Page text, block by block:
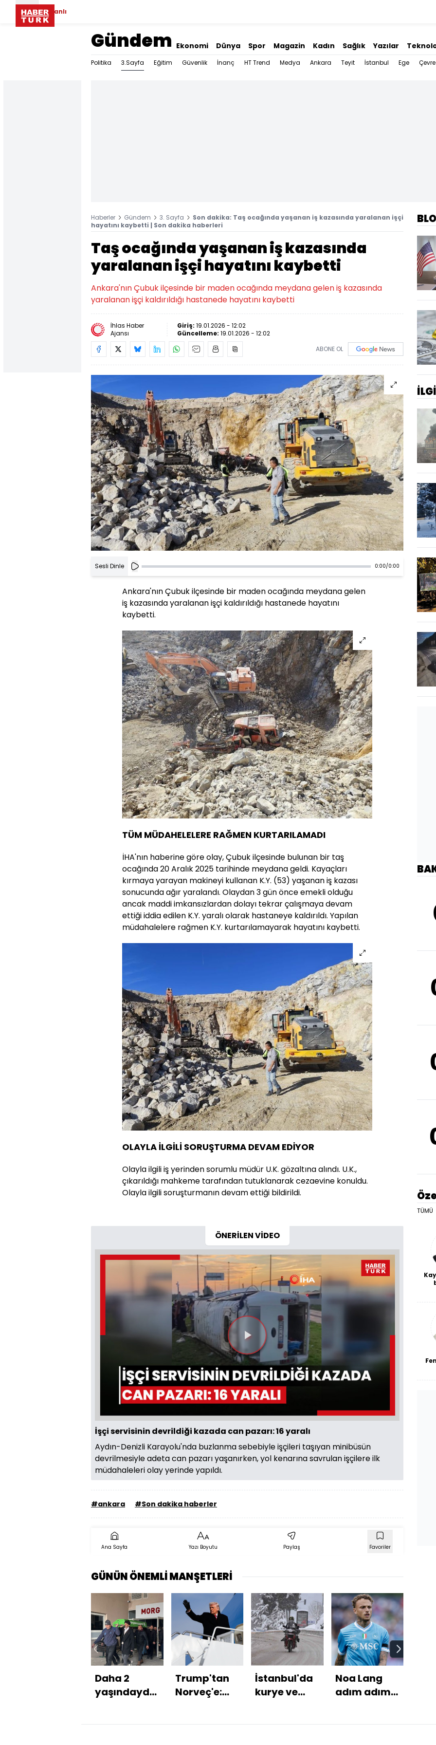
Canlı
Gündem Ekonomi Dünya Spor Magazin Kadın Sağlık Yazılar
Politika 3.Sayfa Eğitim Güvenlik İnanç HT Trend Medya Ankara Teyit İstanbul Ege Çevre
Haberler Gündem 3. Sayfa
Son dakika: Taş ocağında yaşanan iş kazasında yaralanan işçi
hayatını kaybetti | Son dakika haberleri
Taş ocağında yaşanan iş kazasında
yaralanan işçi hayatını kaybetti
Ankara'nın Çubuk ilçesinde bir maden ocağında meydana gelen iş kazasında
yaralanan işçi kaldırıldığı hastanede hayatını kaybetti
İhlas Haber
Ajansı
Giriş: 19.01.2026 - 12:02
Güncelleme: 19.01.2026 - 12:02
ABONE OL
Sesli Dinle 0:00/0:00
Ankara'nın Çubuk ilçesinde bir maden ocağında meydana gelen
iş kazasında yaralanan işçi kaldırıldığı hastanede hayatını
kaybetti.
TÜM MÜDAHELELERE RAĞMEN KURTARILAMADI
İHA'nın haberine göre olay, Çubuk ilçesinde bulunan bir taş
ocağında 20 Aralık 2025 tarihinde meydana geldi. Kayaçları
kırmaya yarayan makineyi kullanan K.Y. (53) yaşanan iş kazası
sonucunda ağır yaralandı. Olaydan 3 gün önce emekli olduğu
ancak maddi imkansızlardan dolayı tekrar çalışmaya devam
ettiği iddia edilen K.Y. yaralı olarak hastaneye kaldırıldı. Yapılan
müdahalelere rağmen K.Y. kurtarılamayarak hayatını kaybetti.
OLAYLA İLGİLİ SORUŞTURMA DEVAM EDİYOR
Olayla ilgili iş yerinden sorumlu müdür U.K. gözaltına alındı. U.K.,
çıkarıldığı mahkeme tarafından tutuklanarak cezaevine konuldu.
Olayla ilgili soruşturmanın devam ettiği bildirildi.
ÖNERİLEN VİDEO
Videoyu
Oynat
İşçi servisinin devrildiği kazada can pazarı: 16 yaralı
Aydın-Denizli Karayolu'nda buzlanma sebebiyle işçileri taşıyan minibüsün
devrilmesiyle adeta can pazarı yaşanırken, yol kenarına savrulan işçilere ilk
müdahaleleri olay yerinde yapıldı.
#ankara #Son dakika haberler
Ana Sayfa Yazı Boyutu Paylaş Favoriler
GÜNÜN ÖNEMLİ MANŞETLERİ
Daha 2
yaşındaydı...
Trump'tan
Norveç'e:
İstanbul'da
kurye ve
Noa Lang
adım adım
TÜMÜ